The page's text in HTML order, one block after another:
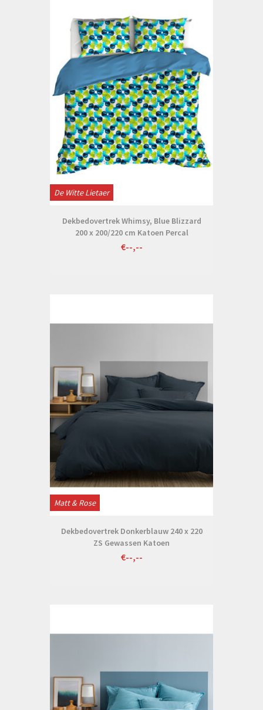
De Witte Lietaer
Dekbedovertrek Whimsy, Blue Blizzard
200 x 200/220 cm Katoen Percal
€--,--
Matt & Rose
Dekbedovertrek Donkerblauw 240 x 220
ZS Gewassen Katoen
€--,--